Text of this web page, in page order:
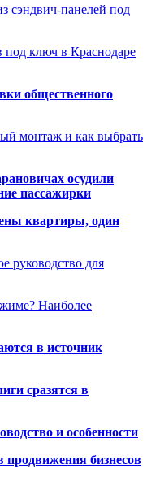
сэндвич-панелей под
под ключ в Краснодаре
общественного
монтаж и как выбрать
осудили
пассажирки
квартиры, один
руководство для
Наиболее
в источник
сразятся в
и особенности
бизнесов